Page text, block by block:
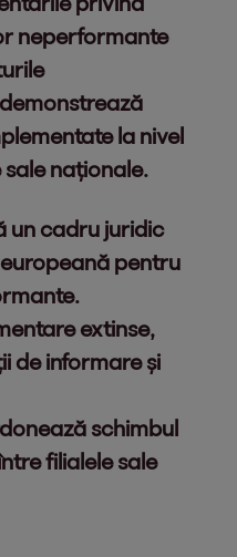
neperformante
la nivel
naționale.
un cadru juridic
pentru
extinse,
de informare și
schimbul
filialele sale